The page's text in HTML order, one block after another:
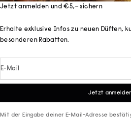
Jetzt anmelden und €5,– sichern
Erhalte exklusive Infos zu neuen Düften,
besonderen Rabatten.
E-Mail
Jetzt
Mit der Eingabe deiner E-Mail-Adresse